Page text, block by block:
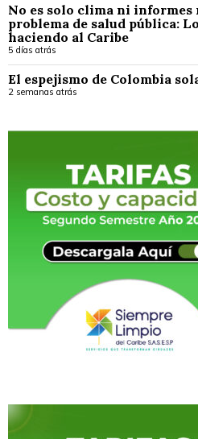
No es solo clima ni informes
problema de salud pública:
haciendo al Caribe
5 días atrás
El espejismo de Colombia
2 semanas atrás